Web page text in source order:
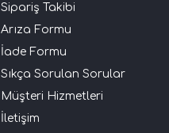
Sipariş Takibi
Arıza Formu
İade Formu
Sıkça Sorulan Sorular
Müşteri Hizmetleri
İletişim